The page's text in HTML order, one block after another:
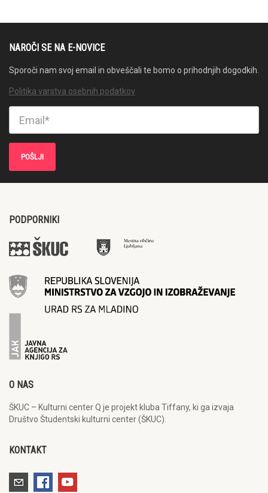
NAROČI SE NA E-NOVICE
Sporoči nam svoj email in obveščali te bomo o prihodnjih dogodkih.
Politika varstva osebnih podatkov
PODPORNIKI
O NAS
ŠKUC – Kulturni center Q je projekt kluba Tiffany, ki ga izvaja
Društvo Študentski kulturni center (ŠKUC).
KONTAKT